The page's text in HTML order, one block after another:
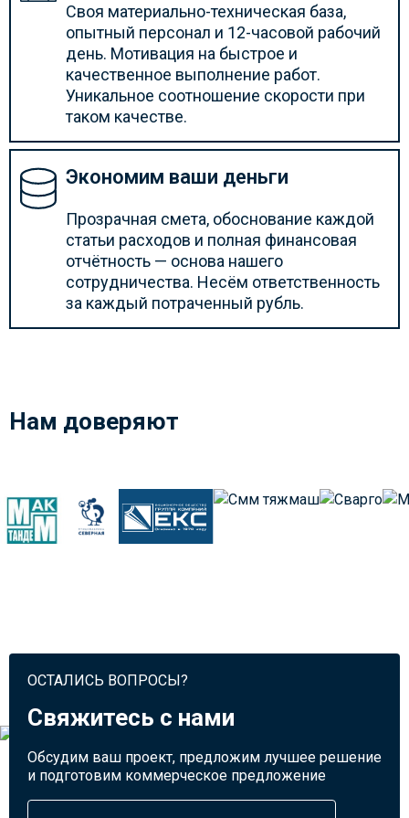
Своя материально-техническая база,
опытный персонал и 12-часовой рабочий
день. Мотивация на быстрое и
качественное выполнение работ.
Уникальное соотношение скорости при
таком качестве.
Экономим ваши деньги
Прозрачная смета, обоснование каждой
статьи расходов и полная финансовая
отчётность — основа нашего
сотрудничества. Несём ответственность
за каждый потраченный рубль.
Нам доверяют
ОСТАЛИСЬ ВОПРОСЫ?
Свяжитесь с нами
Обсудим ваш проект, предложим лучшее решение
и подготовим коммерческое предложение